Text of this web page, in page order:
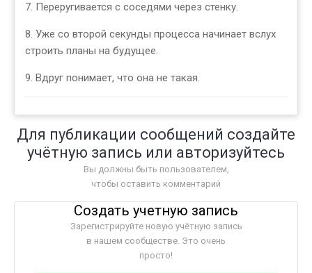
7. Переругивается с соседями через стенку.
8. Уже со второй секунды процесса начинает вслух
строить планы на будущее.
9. Вдруг понимает, что она не такая.
Для публикации сообщений создайте
учётную запись или авторизуйтесь
Вы должны быть пользователем,
чтобы оставить комментарий
Создать учетную запись
Зарегистрируйте новую учётную запись
в нашем сообществе. Это очень
просто!